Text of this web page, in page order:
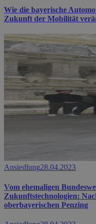
Wie die bayerische
Zukunft der Mobilität
Ansiedlung28.04.2023
Vom ehemaligen
Zukunftstechnologien:
oberbayerischen Penzing